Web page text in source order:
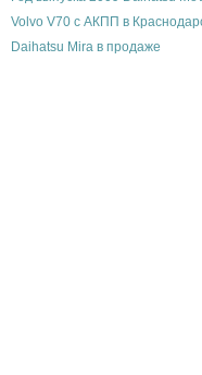
Volvo V70 с АКПП в
Daihatsu Mira в продаже